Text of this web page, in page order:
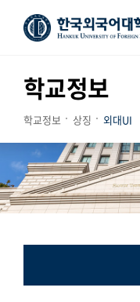
학교정보
학교정보 상징 외대UI